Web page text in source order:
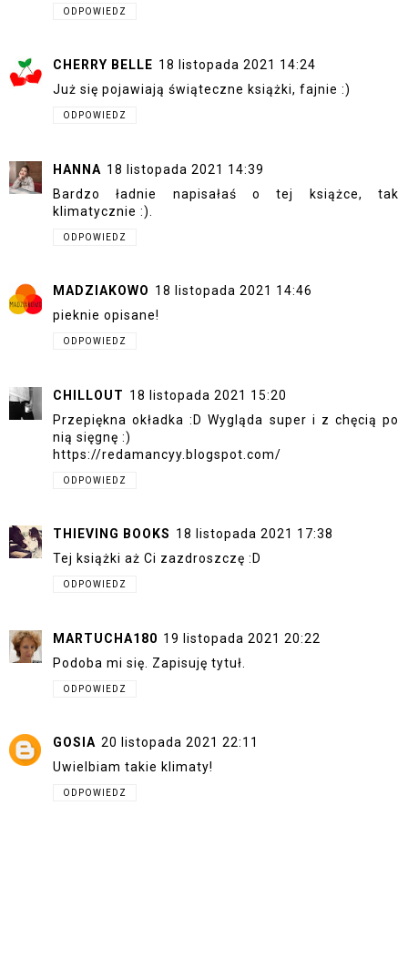
ODPOWIEDZ
CHERRY BELLE 18 listopada 2021 14:24
Już się pojawiają świąteczne książki, fajnie :)
ODPOWIEDZ
HANNA 18 listopada 2021 14:39
Bardzo ładnie napisałaś o tej książce, tak
klimatycznie :).
ODPOWIEDZ
MADZIAKOWO 18 listopada 2021 14:46
pieknie opisane!
ODPOWIEDZ
CHILLOUT 18 listopada 2021 15:20
Przepiękna okładka :D Wygląda super i z chęcią po
nią sięgnę :)
https://redamancyy.blogspot.com/
ODPOWIEDZ
THIEVING BOOKS 18 listopada 2021 17:38
Tej książki aż Ci zazdroszczę :D
ODPOWIEDZ
MARTUCHA180 19 listopada 2021 20:22
Podoba mi się. Zapisuję tytuł.
ODPOWIEDZ
GOSIA 20 listopada 2021 22:11
Uwielbiam takie klimaty!
ODPOWIEDZ